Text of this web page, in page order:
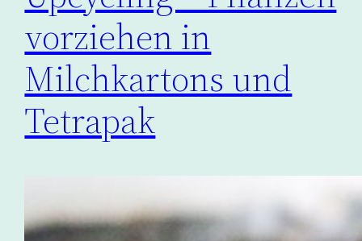
vorziehen in
Milchkartons und
Tetrapak